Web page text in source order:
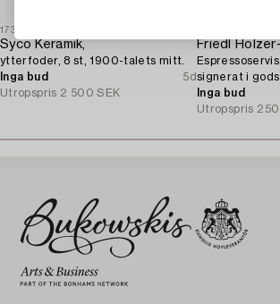
1730338
Syco Keramik,
ytterfoder, 8 st, 1900-talets mitt.
Inga bud
5d
Utropspris 2 500 SEK
Friedl
signerat i
Finland.
Inga bud
Utropspris 250